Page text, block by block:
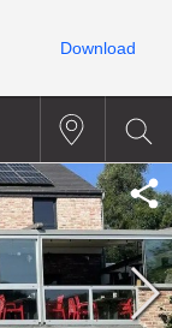
Download